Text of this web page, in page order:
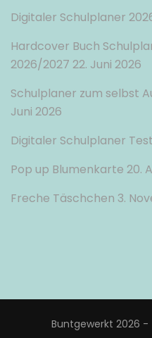
Digitaler Schulplaner
Hardcover Buch
2026/2027 22. Juni 2026
Schulplaner zum selbst
Juni 2026
Digitaler Schulplaner
Pop up Blumenkarte 20.
Freche Täschchen 3.
Buntgewerkt 2026 -